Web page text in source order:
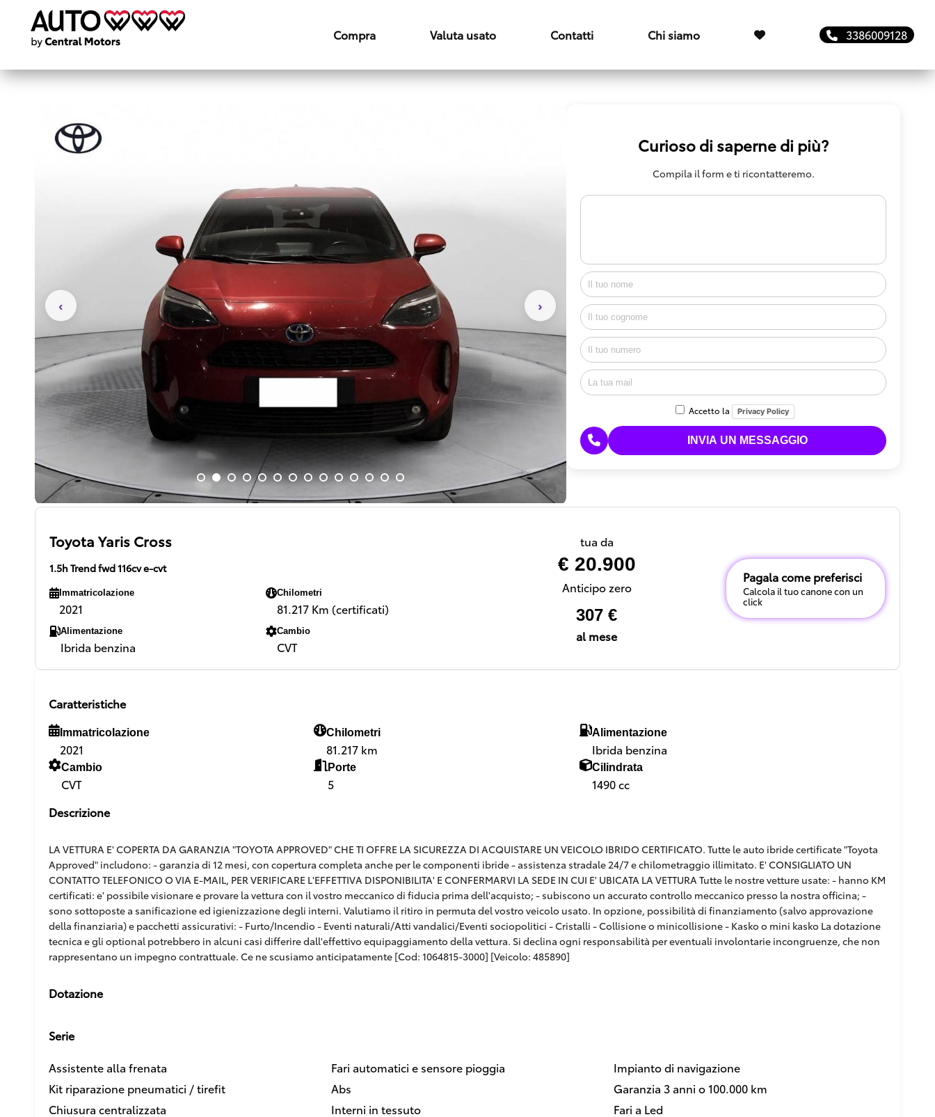
Compra Valuta usato Contatti Chi siamo 3386009128
Curioso di saperne di più?
Compila il form e ti ricontatteremo.
Accetto la Privacy Policy
Toyota Yaris Cross
1.5h Trend fwd 116cv e-cvt
Immatricolazione
2021
Chilometri
81.217 Km (certificati)
Alimentazione
Ibrida benzina
Cambio
CVT
tua da
€ 20.900
Anticipo zero
307 €
al mese
Pagala come preferisci
Calcola il tuo canone con un
click
Caratteristiche
Immatricolazione
2021
Chilometri
81.217 km
Alimentazione
Ibrida benzina
Cambio
CVT
Porte
5
Cilindrata
1490 cc
Descrizione
LA VETTURA E' COPERTA DA GARANZIA "TOYOTA APPROVED" CHE TI OFFRE LA SICUREZZA DI ACQUISTARE UN VEICOLO IBRIDO CERTIFICATO. Tutte le auto ibride certificate "Toyota
Approved" includono: - garanzia di 12 mesi, con copertura completa anche per le componenti ibride - assistenza stradale 24/7 e chilometraggio illimitato. E' CONSIGLIATO UN
CONTATTO TELEFONICO O VIA E-MAIL, PER VERIFICARE L'EFFETTIVA DISPONIBILITA' E CONFERMARVI LA SEDE IN CUI E' UBICATA LA VETTURA Tutte le nostre vetture usate: - hanno KM
certificati: e' possibile visionare e provare la vettura con il vostro meccanico di fiducia prima dell'acquisto; - subiscono un accurato controllo meccanico presso la nostra officina; -
sono sottoposte a sanificazione ed igienizzazione degli interni. Valutiamo il ritiro in permuta del vostro veicolo usato. In opzione, possibilità di finanziamento (salvo approvazione
della finanziaria) e pacchetti assicurativi: - Furto/Incendio - Eventi naturali/Atti vandalici/Eventi sociopolitici - Cristalli - Collisione o minicollisione - Kasko o mini kasko La dotazione
tecnica e gli optional potrebbero in alcuni casi differire dall'effettivo equipaggiamento della vettura. Si declina ogni responsabilità per eventuali involontarie incongruenze, che non
rappresentano un impegno contrattuale. Ce ne scusiamo anticipatamente [Cod: 1064815-3000] [Veicolo: 485890]
Dotazione
Serie
Assistente alla frenata
Kit riparazione pneumatici / tirefit
Chiusura centralizzata
Fari automatici e sensore pioggia
Abs
Interni in tessuto
Impianto di navigazione
Garanzia 3 anni o 100.000 km
Fari a Led